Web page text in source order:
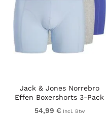
Jack & Jones Norrebro
Effen Boxershorts 3-Pack
Blauw
54,99 € Incl. Btw